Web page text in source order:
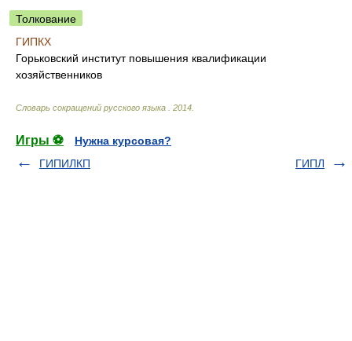
Толкование
ГИПКХ
Горьковский институт повышения квалификации
хозяйственников
Словарь сокращений русского языка 2014
Игры ⚽
Нужна курсовая?
ГИПИЛКП
ГИПЛ